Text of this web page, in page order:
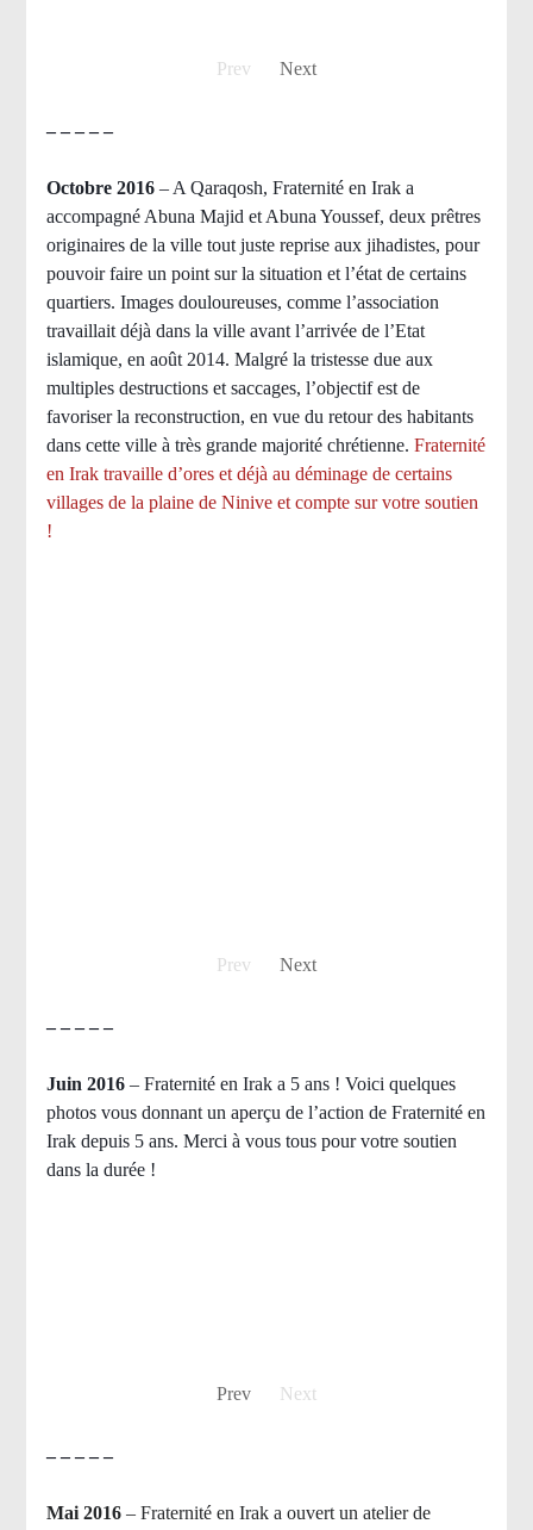
Prev Next
– – – – –
Octobre 2016 – A Qaraqosh, Fraternité en Irak a
accompagné Abuna Majid et Abuna Youssef, deux prêtres
originaires de la ville tout juste reprise aux jihadistes, pour
pouvoir faire un point sur la situation et l’état de certains
quartiers. Images douloureuses, comme l’association
travaillait déjà dans la ville avant l’arrivée de l’Etat
islamique, en août 2014. Malgré la tristesse due aux
multiples destructions et saccages, l’objectif est de
favoriser la reconstruction, en vue du retour des habitants
dans cette ville à très grande majorité chrétienne. Fraternité
en Irak travaille d’ores et déjà au déminage de certains
villages de la plaine de Ninive et compte sur votre soutien
!
Prev Next
– – – – –
Juin 2016– Fraternité en Irak a 5 ans ! Voici quelques
photos vous donnant un aperçu de l’action de Fraternité en
Irak depuis 5 ans. Merci à vous tous pour votre soutien
dans la durée !
Prev Next
– – – – –
Mai 2016– Fraternité en Irak a ouvert un atelier de